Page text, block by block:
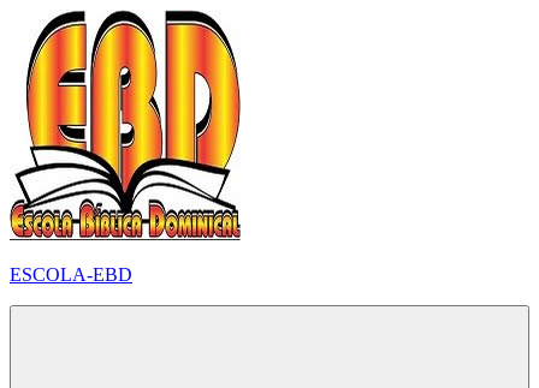
para
conteúdo
ESCOLA-EBD